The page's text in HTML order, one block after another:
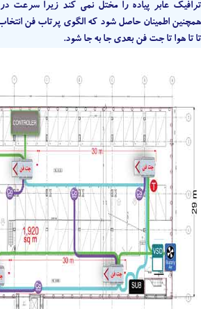
ترافیک عابر پیاده را مختل نمی کند زیرا سرعت
همچنین اطمینان حاصل شود که الگوی پرتاب فن
تا تا هوا تا جت فن بعدی جا به جا شود.